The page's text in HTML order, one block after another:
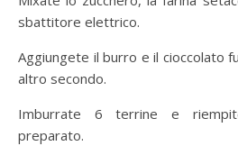
sbattitore elettrico.
Aggiungete il burro e il cioccolato
altro secondo.
Imburrate 6 terrine e
preparato.